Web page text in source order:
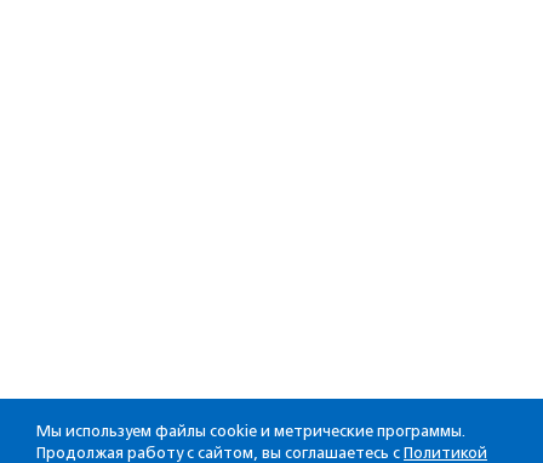
Мы используем файлы cookie и метрические программы.
Продолжая работу с сайтом, вы соглашаетесь с Политикой